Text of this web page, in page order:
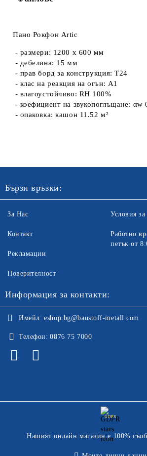
Пано Рокфон Artic
- размери: 1200 х 600 мм
- дебелина: 15 мм
- прав борд за конструкция: Т24
- клас на реакция на огън: А1
- влагоустойчиво: RH 100%
- коефициент на звукопоглъщане: αw
- опаковка:кашон 11.52 м²
Бързи връзки:
За Нас
Контакт
Рекламации
Поверителност
Условия
Работно
петък от
Информация за контакти:
Имейл: eshop.bg@baustoff-metall.com
Телефон: 0876 75 7000
GDPR
Нашият онлайн магазин е 100%